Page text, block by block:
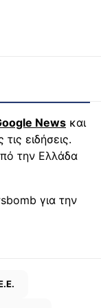
News και
ειδήσεις.
την Ελλάδα
για την